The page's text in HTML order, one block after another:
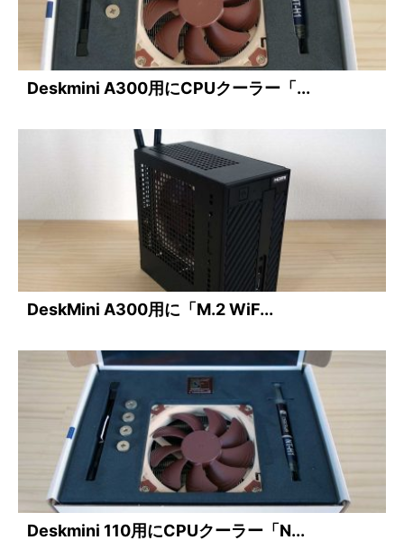
Deskmini A300用にCPUクーラー「...
DeskMini A300用に「M.2 WiF...
Deskmini 110用にCPUクーラー「N...